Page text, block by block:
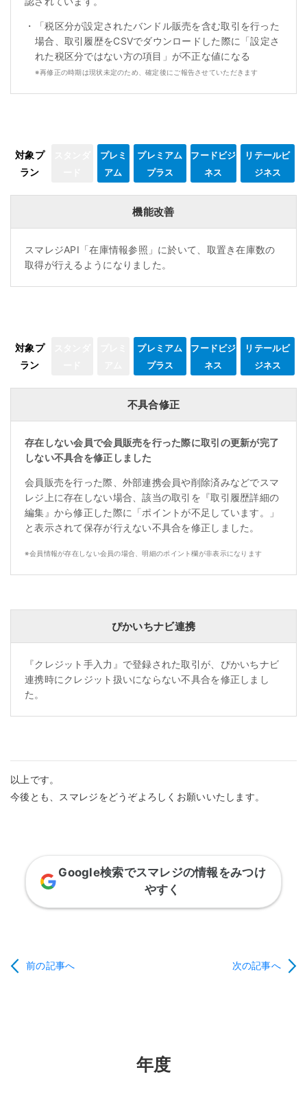
・
「税区分が設定されたバンドル販売を含む取引を行った
場合、取引履歴をCSVでダウンロードした際に「設定さ
れた税区分ではない方の項目」が不正な値になる
※再修正の時期は現状未定のため、確定後にご報告させていただきます
対象プ
ラン
プレミ
アム
プレミアム
プラス
フードビジ
ネス
リテールビ
ジネス
機能改善
スマレジAPI「在庫情報参照」に於いて、取置き在庫数の
取得が行えるようになりました。
対象プ
ラン
プレミアム
プラス
フードビジ
ネス
リテールビ
ジネス
不具合修正
存在しない会員で会員販売を行った際に取引の更新が完了
しない不具合を修正しました
会員販売を行った際、外部連携会員や削除済みなどでスマ
レジ上に存在しない場合、該当の取引を『取引履歴詳細の
編集』から修正した際に「ポイントが不足しています。」
と表示されて保存が行えない不具合を修正しました。
※会員情報が存在しない会員の場合、明細のポイント欄が非表示になります
ぴかいちナビ連携
『クレジット手入力』で登録された取引が、ぴかいちナビ
連携時にクレジット扱いにならない不具合を修正しまし
た。
以上です。
今後とも、スマレジをどうぞよろしくお願いいたします。
Google検索でスマレジの情報をみつけ
やすく
前の記事へ 次の記事へ
年度